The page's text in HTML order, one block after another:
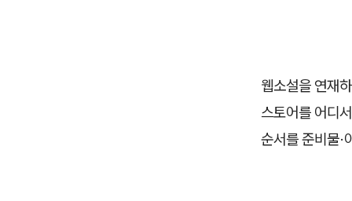
웹소설을 연재
스토어를 어디
순서를 준비물·